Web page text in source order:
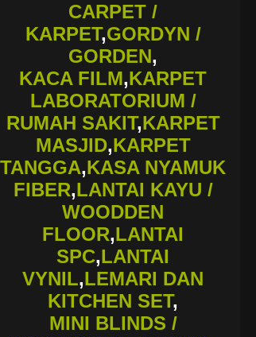
CARPET /
KARPET,GORDYN /
GORDEN,
KACA FILM,KARPET
LABORATORIUM /
RUMAH SAKIT,KARPET
MASJID,KARPET
TANGGA,KASA NYAMUK
FIBER,LANTAI KAYU /
WOODDEN
FLOOR,LANTAI
SPC,LANTAI
VYNIL,LEMARI DAN
KITCHEN SET,
MINI BLINDS /